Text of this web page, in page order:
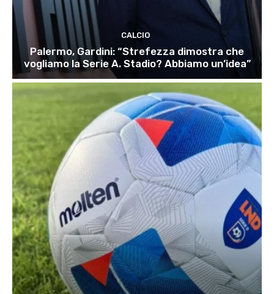
CALCIO
Palermo, Gardini: “Strefezza dimostra che
vogliamo la Serie A. Stadio? Abbiamo un’idea”